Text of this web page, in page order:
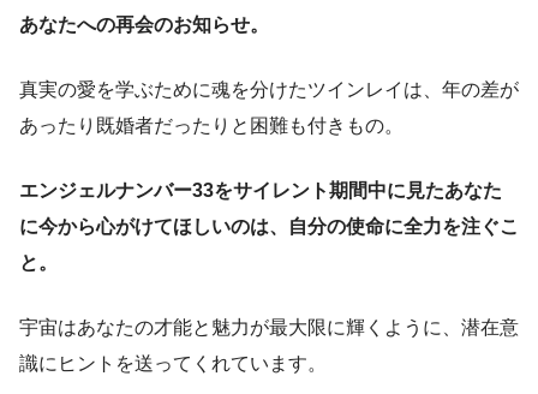
あなたへの再会のお知らせ。
真実の愛を学ぶために魂を分けたツインレイは、年の差が
あったり既婚者だったりと困難も付きもの。
エンジェルナンバー33をサイレント期間中に見たあなた
に今から心がけてほしいのは、自分の使命に全力を注ぐこ
と。
宇宙はあなたの才能と魅力が最大限に輝くように、潜在意
識にヒントを送ってくれています。